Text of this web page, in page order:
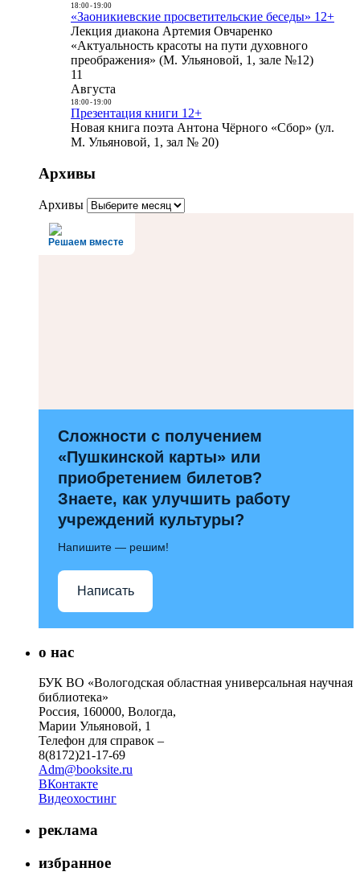
18:00- 19:00
«Заоникиевские просветительские беседы» 12+
Лекция диакона Артемия Овчаренко
«Актуальность красоты на пути духовного
преображения» (М. Ульяновой, 1, зале №12)
11
Августа
18:00- 19:00
Презентация книги 12+
Новая книга поэта Антона Чёрного «Сбор» (ул.
М. Ульяновой, 1, зал № 20)
Архивы
Архивы
Решаем вместе
Сложности с получением
«Пушкинской карты» или
приобретением билетов?
Знаете, как улучшить работу
учреждений культуры?
Напишите — решим!
Написать
о нас
БУК ВО «Вологодская областная универсальная научная
библиотека»
Россия, 160000, Вологда,
Марии Ульяновой, 1
Телефон для справок –
8(8172)21-17-69
Adm@booksite.ru
ВКонтакте
Видеохостинг
реклама
избранное